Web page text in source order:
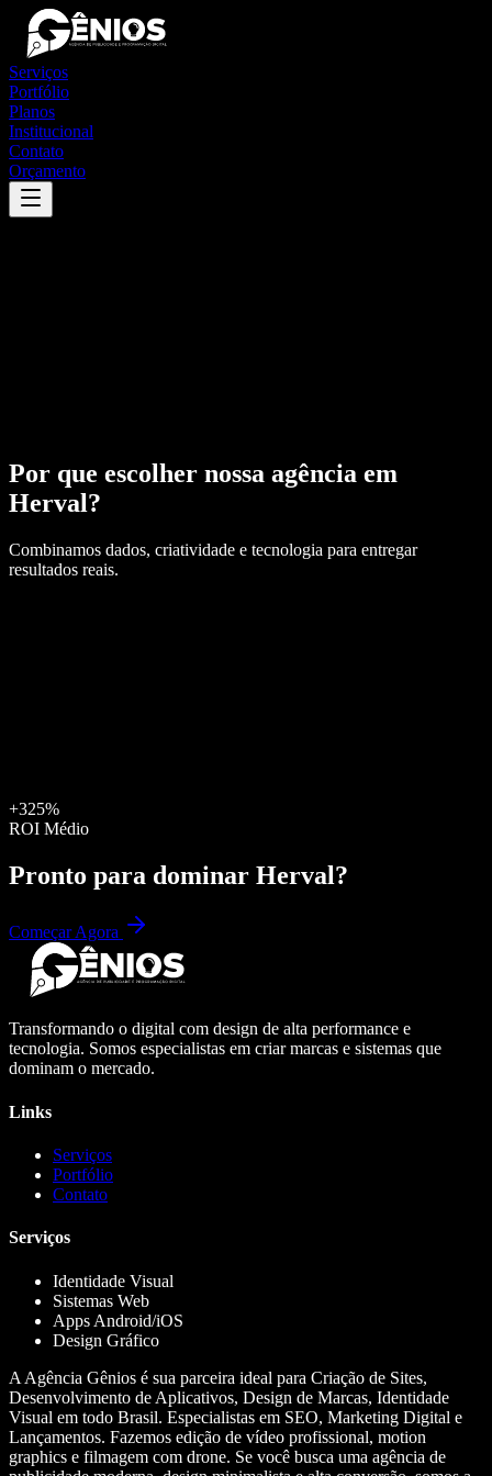
Serviços
Portfólio
Planos
Institucional
Contato
Orçamento
Por que escolher nossa agência em
Herval?
Combinamos dados, criatividade e tecnologia para entregar
resultados reais.
+325%
ROI Médio
Pronto para dominar Herval?
Começar Agora
Transformando o digital com design de alta performance e
tecnologia. Somos especialistas em criar marcas e sistemas que
dominam o mercado.
Links
Serviços
Portfólio
Contato
Serviços
Identidade Visual
Sistemas Web
Apps Android/iOS
Design Gráfico
A Agência Gênios é sua parceira ideal para Criação de Sites,
Desenvolvimento de Aplicativos, Design de Marcas, Identidade
Visual em todo Brasil. Especialistas em SEO, Marketing Digital e
Lançamentos. Fazemos edição de vídeo profissional, motion
graphics e filmagem com drone. Se você busca uma agência de